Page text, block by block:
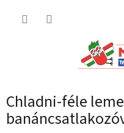
Chladni-féle